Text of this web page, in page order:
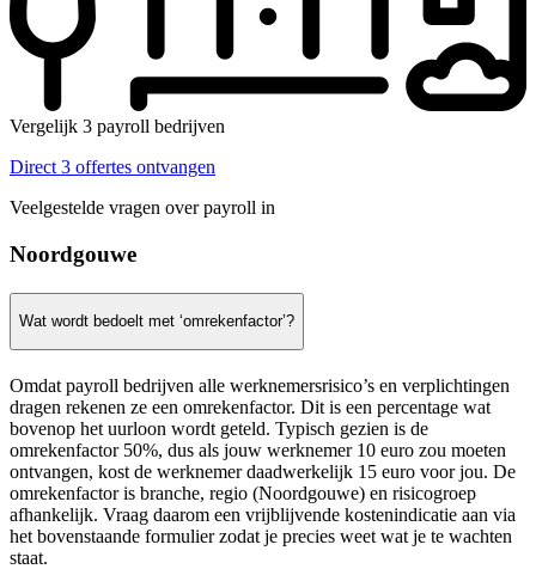
Vergelijk 3 payroll bedrijven
Direct 3 offertes ontvangen
Veelgestelde vragen over payroll in
Noordgouwe
Wat wordt bedoelt met ‘omrekenfactor’?
Omdat payroll bedrijven alle werknemersrisico’s en verplichtingen
dragen rekenen ze een omrekenfactor. Dit is een percentage wat
bovenop het uurloon wordt geteld. Typisch gezien is de
omrekenfactor 50%, dus als jouw werknemer 10 euro zou moeten
ontvangen, kost de werknemer daadwerkelijk 15 euro voor jou. De
omrekenfactor is branche, regio (Noordgouwe) en risicogroep
afhankelijk. Vraag daarom een vrijblijvende kostenindicatie aan via
het bovenstaande formulier zodat je precies weet wat je te wachten
staat.